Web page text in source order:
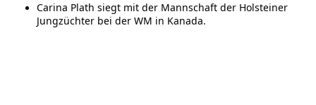
Carina Plath siegt mit der Mannschaft der Holsteiner
Jungzüchter bei der WM in Kanada.